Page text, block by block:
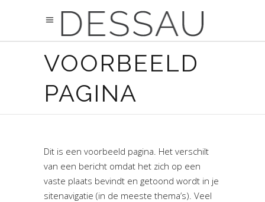
VOORBEELD
PAGINA
Dit is een voorbeeld pagina. Het verschilt
van een bericht omdat het zich op een
vaste plaats bevindt en getoond wordt in je
sitenavigatie (in de meeste thema’s). Veel